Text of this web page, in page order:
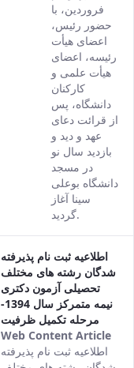
the
Persian
version
of this
content.
فروردین، با
حضور رئیس،
اعضای هیأت
رئیسه، اعضای
هیأت علمی و
کارکنان
دانشگاه، پس
از قرائت دعای
عهد و دید و
بازدید سال نو
در مسجد
دانشگاه بوعلی
سینا آغاز
گردید.
اطلاعیه ثبت نام پذیرفته
شدگان رشته های مختلف
تحصیلی آزمون دکتری
نیمه متمرکز سال 1394-
مرحله تکمیل ظرفیت
Web Content Article
اطلاعیه ثبت نام پذیرفته